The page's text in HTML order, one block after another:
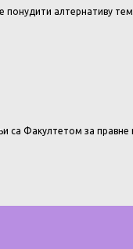
алтернативу
Факултетом за правне